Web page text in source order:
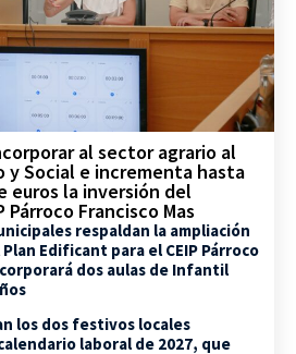
al sector agrario al
y Social e incrementa hasta
euros la inversión del
Francisco Mas
respaldan la ampliación
Edificant para el CEIP Párroco
dos aulas de Infantil
los dos festivos locales
laboral de 2027, que